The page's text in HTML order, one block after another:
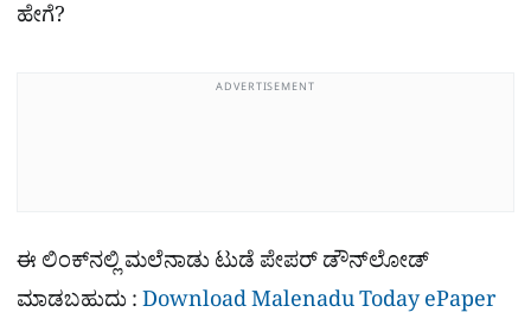
ಹೇಗೆ?
ADVERTISEMENT
ಈ ಲಿಂಕ್​ನಲ್ಲಿ ಮಲೆನಾಡು ಟುಡೆ ಪೇಪರ್ ಡೌನ್​ಲೋಡ್
ಮಾಡಬಹುದು :Download Malenadu Today ePaper